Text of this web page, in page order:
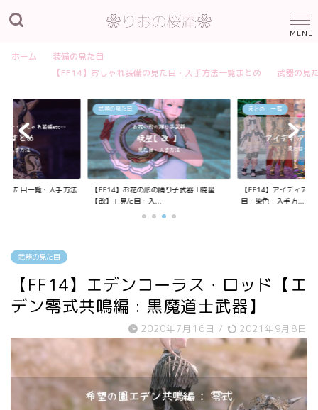
ホーム
装備の見た目
【FF14】おしゃれ装備の見た目・入手方法一覧まとめ
武器の見
見た目一覧・入手方法
武器の見た目
【FF14】お花の形の踊り子武器「暁星
【改】」見た目・入...
まとめ・一覧
【FF14】アイディア
目・染色・入手方...
武器の見た目
【FF14】エデンコーラス・ロッド【エ
デン零式共鳴編 : 黒魔道士武器】
2020年7月16日 / 2021年9月8日